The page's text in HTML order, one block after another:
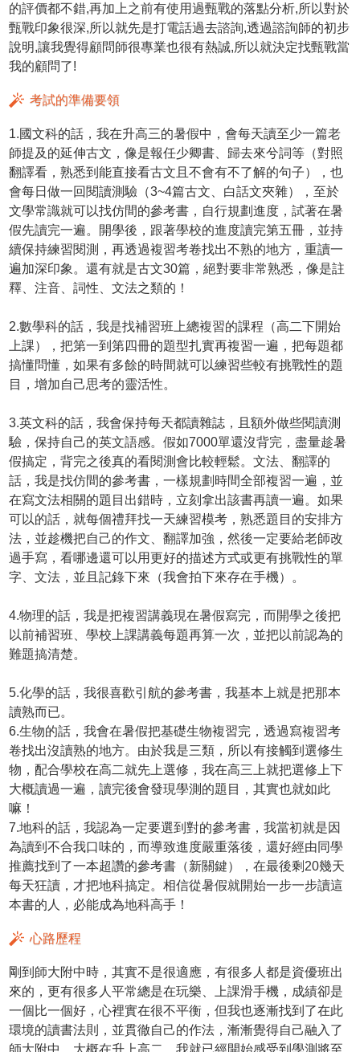
的評價都不錯,再加上之前有使用過甄戰的落點分析,所以對於
甄戰印象很深,所以就先是打電話過去諮詢,透過諮詢師的初步
說明,讓我覺得顧問師很專業也很有熱誠,所以就決定找甄戰當
我的顧問了!
考試的準備要領
1.國文科的話，我在升高三的暑假中，會每天讀至少一篇老
師提及的延伸古文，像是報任少卿書、歸去來兮詞等（對照
翻譯看，熟悉到能直接看古文且不會有不了解的句子），也
會每日做一回閱讀測驗（3~4篇古文、白話文夾雜），至於
文學常識就可以找仿間的參考書，自行規劃進度，試著在暑
假先讀完一遍。開學後，跟著學校的進度讀完第五冊，並持
續保持練習閱測，再透過複習考卷找出不熟的地方，重讀一
遍加深印象。還有就是古文30篇，絕對要非常熟悉，像是註
釋、注音、詞性、文法之類的！
2.數學科的話，我是找補習班上總複習的課程（高二下開始
上課），把第一到第四冊的題型扎實再複習一遍，把每題都
搞懂問懂，如果有多餘的時間就可以練習些較有挑戰性的題
目，增加自己思考的靈活性。
3.英文科的話，我會保持每天都讀雜誌，且額外做些閱讀測
驗，保持自己的英文語感。假如7000單還沒背完，盡量趁暑
假搞定，背完之後真的看閱測會比較輕鬆。文法、翻譯的
話，我是找仿間的參考書，一樣規劃時間全部複習一遍，並
在寫文法相關的題目出錯時，立刻拿出該書再讀一遍。如果
可以的話，就每個禮拜找一天練習模考，熟悉題目的安排方
法，並趁機把自己的作文、翻譯加強，然後一定要給老師改
過手寫，看哪邊還可以用更好的描述方式或更有挑戰性的單
字、文法，並且記錄下來（我會拍下來存在手機）。
4.物理的話，我是把複習講義現在暑假寫完，而開學之後把
以前補習班、學校上課講義每題再算一次，並把以前認為的
難題搞清楚。
5.化學的話，我很喜歡引航的參考書，我基本上就是把那本
讀熟而已。
6.生物的話，我會在暑假把基礎生物複習完，透過寫複習考
卷找出沒讀熟的地方。由於我是三類，所以有接觸到選修生
物，配合學校在高二就先上選修，我在高三上就把選修上下
大概讀過一遍，讀完後會發現學測的題目，其實也就如此
嘛！
7.地科的話，我認為一定要選到對的參考書，我當初就是因
為讀到不合我口味的，而導致進度嚴重落後，還好經由同學
推薦找到了一本超讚的參考書（新關鍵），在最後剩20幾天
每天狂讀，才把地科搞定。相信從暑假就開始一步一步讀這
本書的人，必能成為地科高手！
心路歷程
剛到師大附中時，其實不是很適應，有很多人都是資優班出
來的，更有很多人平常總是在玩樂、上課滑手機，成績卻是
一個比一個好，心裡實在很不平衡，但我也逐漸找到了在此
環境的讀書法則，並貫徹自己的作法，漸漸覺得自己融入了
師大附中。大概在升上高二，我就已經開始感受到學測將至